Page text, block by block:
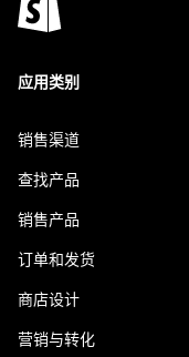
应用类别
销售渠道
查找产品
销售产品
订单和发货
商店设计
营销与转化